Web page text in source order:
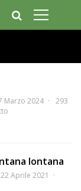
Marzo 2024
293
lontana
22 Aprile 2021